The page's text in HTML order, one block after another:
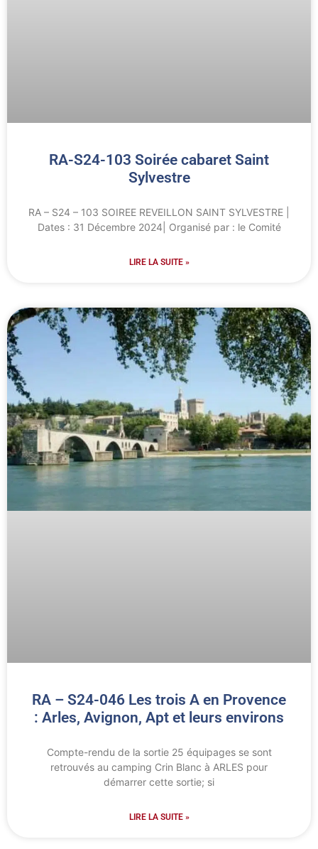
RA-S24-103 Soirée cabaret Saint
Sylvestre
RA – S24 – 103 SOIREE REVEILLON SAINT SYLVESTRE |
Dates : 31 Décembre 2024| Organisé par : le Comité
LIRE LA SUITE »
RA – S24-046 Les trois A en Provence
: Arles, Avignon, Apt et leurs environs
Compte-rendu de la sortie 25 équipages se sont
retrouvés au camping Crin Blanc à ARLES pour
démarrer cette sortie; si
LIRE LA SUITE »